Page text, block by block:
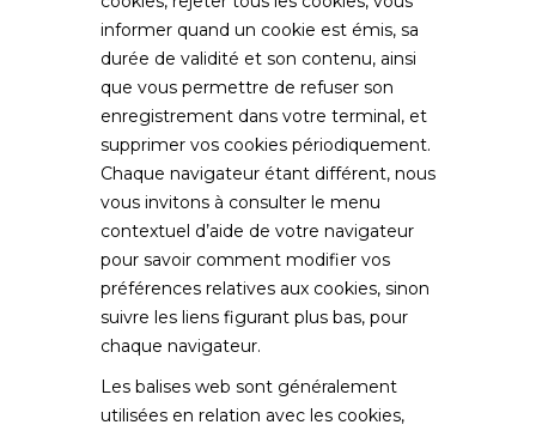
informer quand un cookie est émis, sa
durée de validité et son contenu, ainsi
que vous permettre de refuser son
enregistrement dans votre terminal, et
supprimer vos cookies périodiquement.
Chaque navigateur étant différent, nous
vous invitons à consulter le menu
contextuel d’aide de votre navigateur
pour savoir comment modifier vos
préférences relatives aux cookies, sinon
suivre les liens figurant plus bas, pour
chaque navigateur.
Les balises web sont généralement
utilisées en relation avec les cookies,